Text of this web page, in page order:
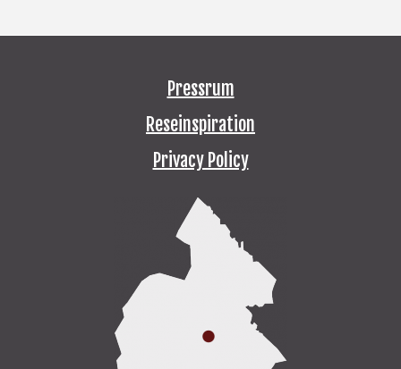
Pressrum
Reseinspiration
Privacy Policy